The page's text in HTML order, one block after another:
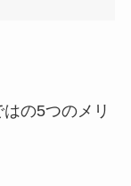
の5つのメリ